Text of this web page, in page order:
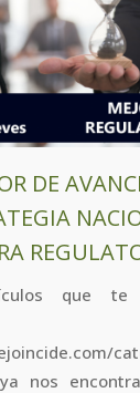
DE
que te
nos